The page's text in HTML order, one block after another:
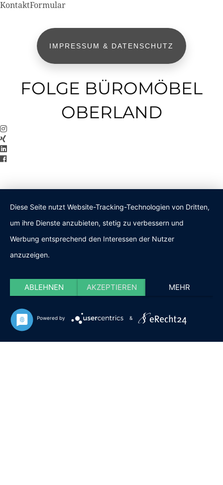
KontaktFormular
IMPRESSUM & DATENSCHUTZ
FOLGE BÜROMÖBEL
OBERLAND
Diese Seite nutzt Website-Tracking-Technologien von Dritten,
um ihre Dienste anzubieten, stetig zu verbessern und
Werbung entsprechend den Interessen der Nutzer
anzuzeigen.
ABLEHNEN AKZEPTIEREN MEHR
Powered by &